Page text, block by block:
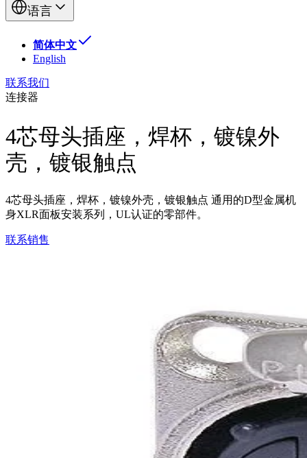
语言
简体中文
English
联系我们
连接器
4芯母头插座，焊杯，镀镍外
壳，镀银触点
4芯母头插座，焊杯，镀镍外壳，镀银触点 通用的D型金属机
身XLR面板安装系列，UL认证的零部件。
联系销售